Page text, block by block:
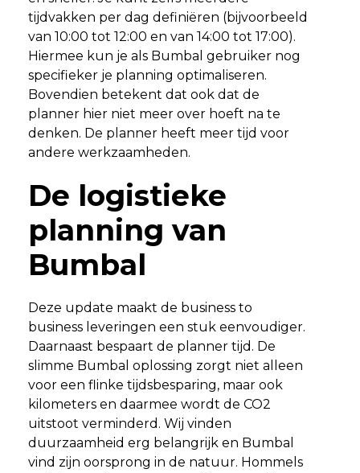
tijdvakken per dag definiëren (bijvoorbeeld
van 10:00 tot 12:00 en van 14:00 tot 17:00).
Hiermee kun je als Bumbal gebruiker nog
specifieker je planning optimaliseren.
Bovendien betekent dat ook dat de
planner hier niet meer over hoeft na te
denken. De planner heeft meer tijd voor
andere werkzaamheden.
De logistieke
planning van
Bumbal
Deze update maakt de business to
business leveringen een stuk eenvoudiger.
Daarnaast bespaart de planner tijd. De
slimme Bumbal oplossing zorgt niet alleen
voor een flinke tijdsbesparing, maar ook
kilometers en daarmee wordt de CO2
uitstoot verminderd. Wij vinden
duurzaamheid erg belangrijk en Bumbal
vind zijn oorsprong in de natuur. Hommels